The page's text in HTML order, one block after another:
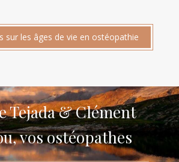
sur les âges de vie en ostéopathie
Tejada & Clément
vos ostéopathes